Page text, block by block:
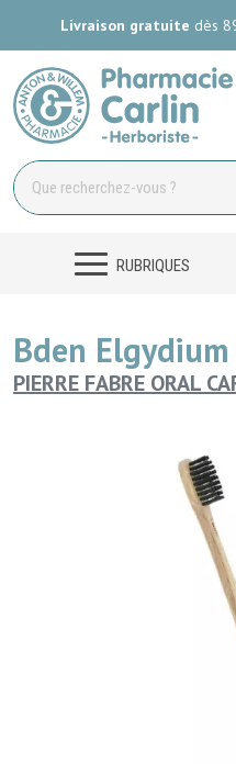
Livraison gratuite dès
RUBRIQUES
Bden Elgydium
PIERRE FABRE ORAL